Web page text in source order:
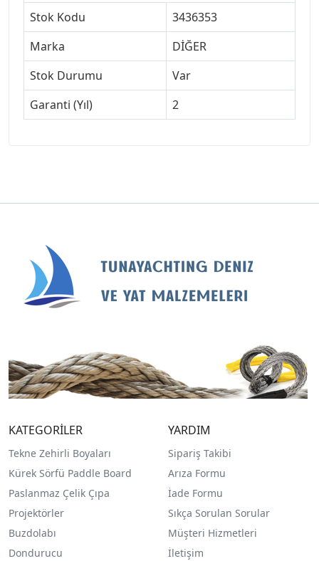
Stok Kodu
3436353
Marka
DİĞER
Stok Durumu
Var
Garanti (Yıl)
2
KATEGORİLER
Tekne Zehirli Boyaları
Kürek Sörfü Paddle Board
Paslanmaz Çelik Çıpa
Projektörler
Buzdolabı
Dondurucu
YARDIM
Sipariş Takibi
Arıza Formu
İade Formu
Sıkça Sorulan Sorular
Müşteri Hizmetleri
İletişim